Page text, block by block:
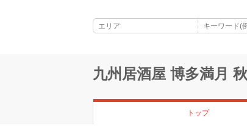
九州居酒屋 博多満月
トップ